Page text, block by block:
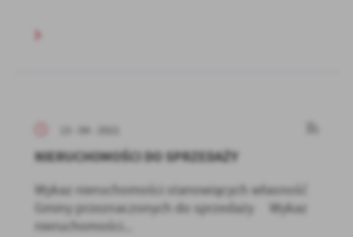
13 - 04 - 2021
NIERUCHOMOŚCI DO SPRZEDAŻY
Wykaz nieruchomości stanowiących własność
Gminy przeznaczonych do sprzedaży Wykaz
nieruchomości...